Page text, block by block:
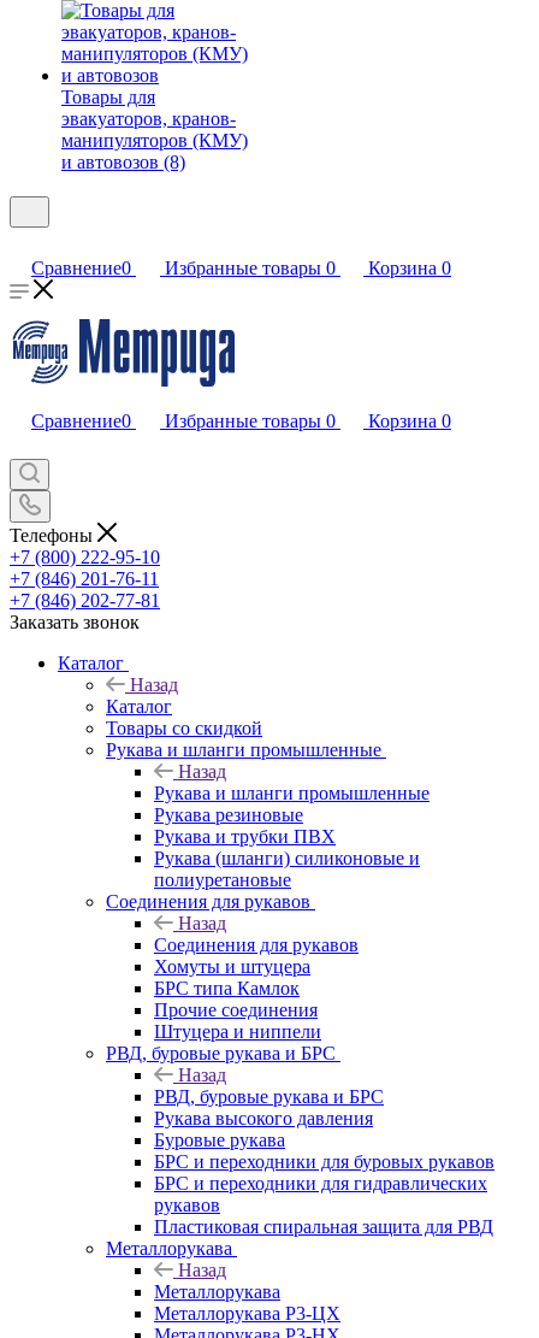
Товары для
эвакуаторов, кранов-
манипуляторов (КМУ)
и автовозов (8)
Сравнение0 Избранные товары 0 Корзина 0
Сравнение0 Избранные товары 0 Корзина 0
Телефоны
+7 (800) 222-95-10
+7 (846) 201-76-11
+7 (846) 202-77-81
Заказать звонок
Каталог
Назад
Каталог
Товары со скидкой
Рукава и шланги промышленные
Назад
Рукава и шланги промышленные
Рукава резиновые
Рукава и трубки ПВХ
Рукава (шланги) силиконовые и
полиуретановые
Соединения для рукавов
Назад
Соединения для рукавов
Хомуты и штуцера
БРС типа Камлок
Прочие соединения
Штуцера и ниппели
РВД, буровые рукава и БРС
Назад
РВД, буровые рукава и БРС
Рукава высокого давления
Буровые рукава
БРС и переходники для буровых рукавов
БРС и переходники для гидравлических
рукавов
Пластиковая спиральная защита для РВД
Металлорукава
Назад
Металлорукава
Металлорукава Р3-ЦХ